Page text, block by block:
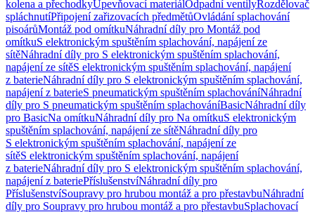
kolena a přechodkyUpevňovací materiálOdpadní ventilyRozdělovač
spláchnutíPřipojení zařizovacích předmětůOvládání splachování
pisoárůMontáž pod omítkuNáhradní díly pro Montáž pod
omítkuS elektronickým spuštěním splachování, napájení ze
sítěNáhradní díly pro S elektronickým spuštěním splachování,
napájení ze sítěS elektronickým spuštěním splachování, napájení
z baterieNáhradní díly pro S elektronickým spuštěním splachování,
napájení z baterieS pneumatickým spuštěním splachováníNáhradní
díly pro S pneumatickým spuštěním splachováníBasicNáhradní díly
pro BasicNa omítkuNáhradní díly pro Na omítkuS elektronickým
spuštěním splachování, napájení ze sítěNáhradní díly pro
S elektronickým spuštěním splachování, napájení ze
sítěS elektronickým spuštěním splachování, napájení
z baterieNáhradní díly pro S elektronickým spuštěním splachování,
napájení z bateriePříslušenstvíNáhradní díly pro
PříslušenstvíSoupravy pro hrubou montáž a pro přestavbuNáhradní
díly pro Soupravy pro hrubou montáž a pro přestavbuSplachovací